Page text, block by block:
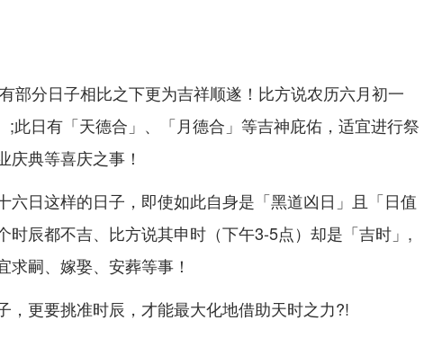
部分日子相比之下更为吉祥顺遂！比方说农历六月初一
;此日有「天德合」、「月德合」等吉神庇佑，适宜进行祭
庆典等喜庆之事！
六日这样的日子，即使如此自身是「黑道凶日」且「日值
时辰都不吉、比方说其申时（下午3-5点）却是「吉时」,
求嗣、嫁娶、安葬等事！
更要挑准时辰，才能最大化地借助天时之力?!